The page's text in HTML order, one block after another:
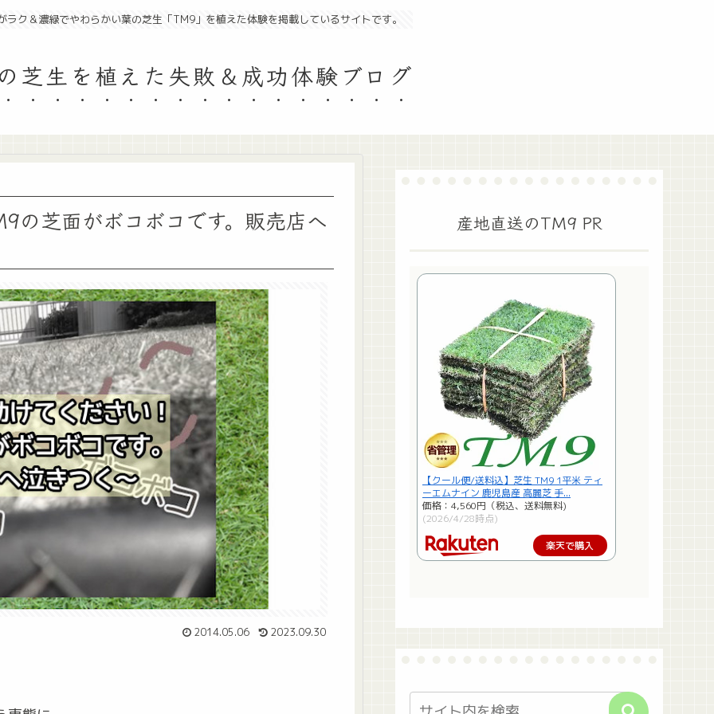
ラク＆濃緑でやわらかい葉の芝生「TM9」を植えた体験を掲載しているサイトです。
芝生を植えた失敗＆成功体験ブログ
の芝面がボコボコです。販売店へ
2014.05.06 2023.09.30
産地直送のTM9 PR
【クール便/送料込】芝生 TM9 1平米 ティ
ーエムナイン 鹿児島産 高麗芝 手...
価格：4,560円（税込、送料無料)
(2026/4/28時点)
楽天で購入